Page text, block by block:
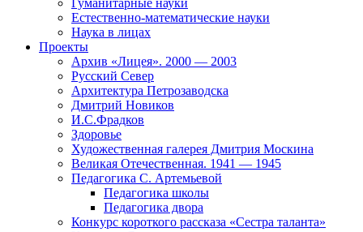
Гуманитарные науки
Естественно-математические науки
Наука в лицах
Проекты
Архив «Лицея». 2000 — 2003
Русский Север
Архитектура Петрозаводска
Дмитрий Новиков
И.С.Фрадков
Здоровье
Художественная галерея Дмитрия Москина
Великая Отечественная. 1941 — 1945
Педагогика С. Артемьевой
Педагогика школы
Педагогика двора
Конкурс короткого рассказа «Сестра таланта»